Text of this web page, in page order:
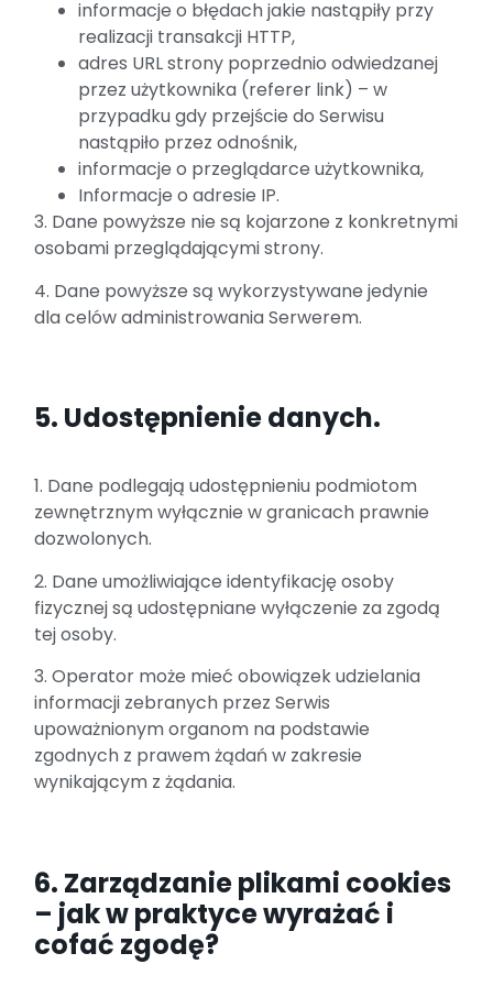
informacje o błędach jakie nastąpiły przy
realizacji transakcji HTTP,
adres URL strony poprzednio odwiedzanej
przez użytkownika (referer link) – w
przypadku gdy przejście do Serwisu
nastąpiło przez odnośnik,
informacje o przeglądarce użytkownika,
Informacje o adresie IP.
3. Dane powyższe nie są kojarzone z konkretnymi
osobami przeglądającymi strony.
4. Dane powyższe są wykorzystywane jedynie
dla celów administrowania Serwerem.
5. Udostępnienie danych.
1. Dane podlegają udostępnieniu podmiotom
zewnętrznym wyłącznie w granicach prawnie
dozwolonych.
2. Dane umożliwiające identyfikację osoby
fizycznej są udostępniane wyłączenie za zgodą
tej osoby.
3. Operator może mieć obowiązek udzielania
informacji zebranych przez Serwis
upoważnionym organom na podstawie
zgodnych z prawem żądań w zakresie
wynikającym z żądania.
6. Zarządzanie plikami cookies
– jak w praktyce wyrażać i
cofać zgodę?